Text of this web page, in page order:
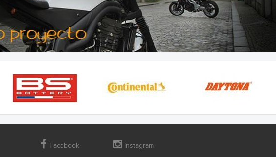
Facebook Instagram